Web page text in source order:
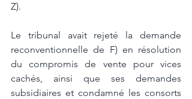
Z).
Le tribunal avait rejeté la demande
reconventionnelle de F) en résolution
du compromis de vente pour vices
cachés, ainsi que ses demandes
subsidiaires et condamné les consorts